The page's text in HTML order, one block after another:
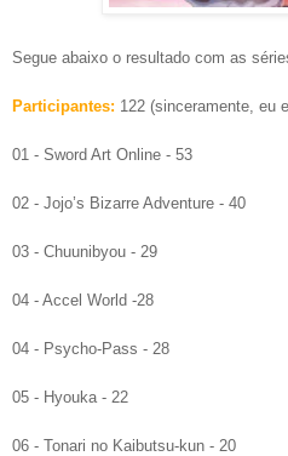
Segue abaixo o resultado com as
Participantes: 122 (sinceramente, eu
01 - Sword Art Online - 53
02 - Jojo’s Bizarre Adventure - 40
03 - Chuunibyou - 29
04 - Accel World -28
04 - Psycho-Pass - 28
05 - Hyouka - 22
06 - Tonari no Kaibutsu-kun - 20